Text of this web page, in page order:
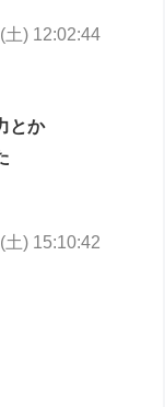
土) 12:02:44
とか
) 15:10:42